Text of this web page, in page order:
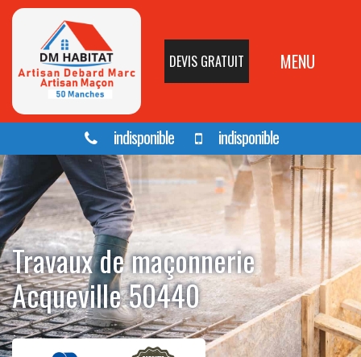
DEVIS GRATUIT MENU
indisponible indisponible
Travaux de maçonnerie
Acqueville 50440